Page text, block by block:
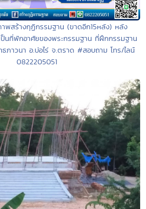
พสร้างกุฏิกรรมฐาน (ขาดอีก15หลัง) หลัง
นที่พักอาศัยของพระกรรมฐาน ที่ฝึกกรรมฐาน
าวนา อ.บ่อไร่ จ.ตราด #สอบถาม โทร/ไลน์
0822205051